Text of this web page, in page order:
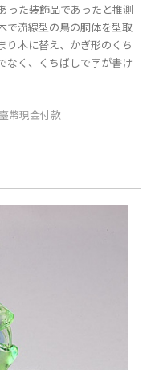
った装飾品であったと推測
で流線型の鳥の胴体を型取
り木に替え、かぎ形のくち
なく、くちばしで字が書け
幣現金付款